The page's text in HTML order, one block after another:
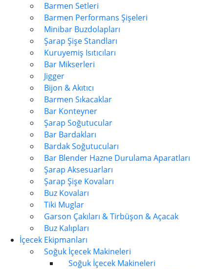
Barmen Setleri
Barmen Performans Şişeleri
Minibar Buzdolapları
Şarap Şişe Standları
Kuruyemiş Isıtıcıları
Bar Mikserleri
Jigger
Bijon & Akıtıcı
Barmen Sıkacaklar
Bar Konteyner
Şarap Soğutucular
Bar Bardakları
Bardak Soğutucuları
Bar Blender Hazne Durulama Aparatları
Şarap Aksesuarları
Şarap Şişe Kovaları
Buz Kovaları
Tiki Muglar
Garson Çakıları & Tirbüşon & Açacak
Buz Kalıpları
İçecek Ekipmanları
Soğuk İçecek Makineleri
Soğuk İçecek Makineleri